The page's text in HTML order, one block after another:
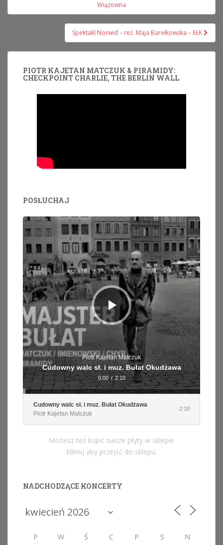
Wiązowna
Spektakl Norwid – reż. Maja Barełkowska – EŁK
PIOTR KAJETAN MATCZUK & PIRAMIDY:
CHECKPOINT CHARLIE, THE BERLIN WALL
POSŁUCHAJ
Odtwarzacz
dźwiękowych
Piotr Kajetan Matczuk
Cudowny walc sł. i muz. Bułat Okudżawa
0:00 / 2:10
Cudowny walc sł. i muz. Bułat Okudżawa
Piotr Kajetan Matczuk
2:10
Możesz też kupić nasze płyty w sklepie
kliknij aby przejść do sklepu.
NADCHODZĄCE KONCERTY
P W Ś C P S N